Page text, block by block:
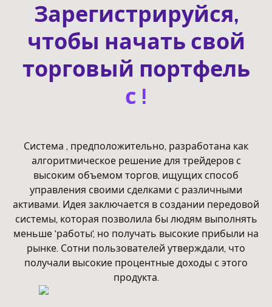
Зарегистрируйся,
чтобы начать свой
торговый портфель
с !
Система , предположительно, разработана как
алгоритмическое решение для трейдеров с
высоким объемом торгов, ищущих способ
управления своими сделками с различными
активами. Идея заключается в создании передовой
системы, которая позволила бы людям выполнять
меньше 'работы', но получать высокие прибыли на
рынке. Сотни пользователей утверждали, что
получали высокие процентные доходы с этого
продукта.